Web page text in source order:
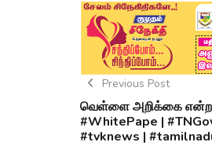
Previous Post
வெள்ளை அறிக்கை
#WhitePape |
#tvknews |